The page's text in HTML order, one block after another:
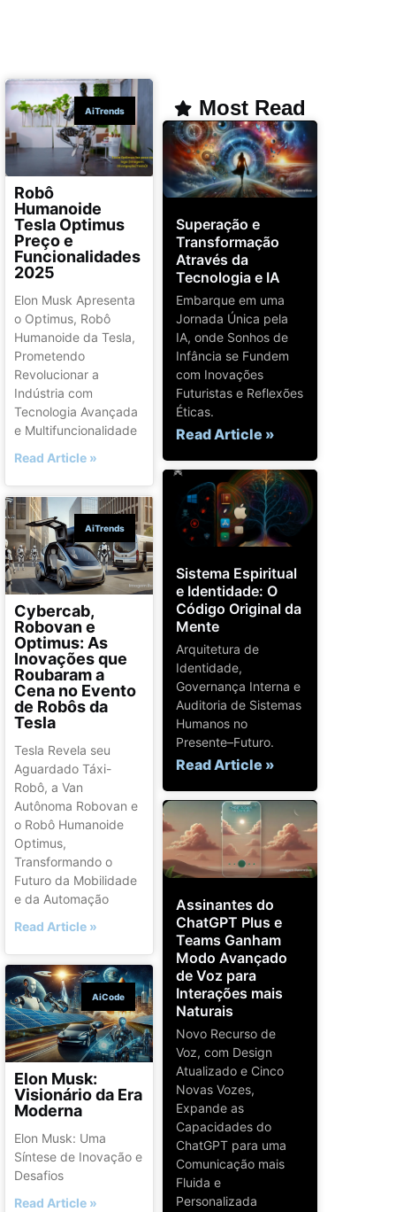
AiTrends
Robô
Humanoide
Tesla Optimus
Preço e
Funcionalidades
2025
Elon Musk Apresenta
o Optimus, Robô
Humanoide da Tesla,
Prometendo
Revolucionar a
Indústria com
Tecnologia Avançada
e Multifuncionalidade
Read Article »
AiTrends
Cybercab,
Robovan e
Optimus: As
Inovações que
Roubaram a
Cena no Evento
de Robôs da
Tesla
Tesla Revela seu
Aguardado Táxi-
Robô, a Van
Autônoma Robovan e
o Robô Humanoide
Optimus,
Transformando o
Futuro da Mobilidade
e da Automação
Read Article »
AiCode
Elon Musk:
Visionário da Era
Moderna
Elon Musk: Uma
Síntese de Inovação e
Desafios
Read Article »
Most Read
Superação e
Transformação
Através da
Tecnologia e IA
Embarque em uma
Jornada Única pela
IA, onde Sonhos de
Infância se Fundem
com Inovações
Futuristas e Reflexões
Éticas.
Read Article »
Sistema Espiritual
e Identidade: O
Código Original da
Mente
Arquitetura de
Identidade,
Governança Interna e
Auditoria de Sistemas
Humanos no
Presente–Futuro.
Read Article »
Assinantes do
ChatGPT Plus e
Teams Ganham
Modo Avançado
de Voz para
Interações mais
Naturais
Novo Recurso de
Voz, com Design
Atualizado e Cinco
Novas Vozes,
Expande as
Capacidades do
ChatGPT para uma
Comunicação mais
Fluida e
Personalizada